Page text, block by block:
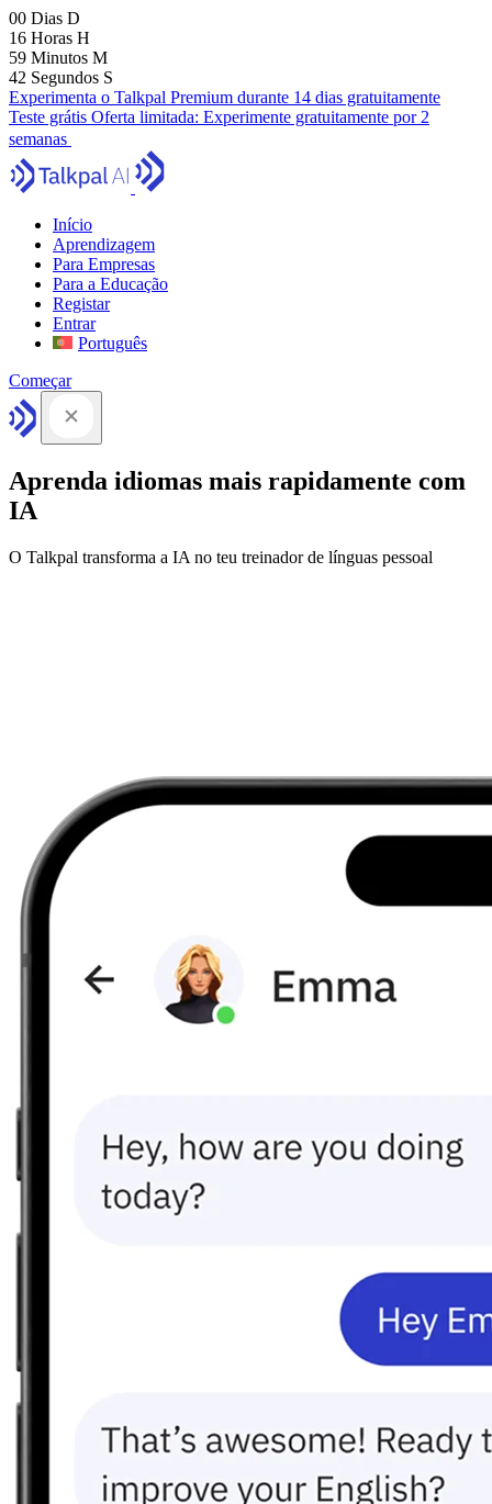
00 Dias D
16 Horas H
59 Minutos M
41 Segundos S
Experimenta o Talkpal Premium durante 14 dias gratuitamente
Teste grátis Oferta limitada: Experimente gratuitamente por 2
semanas
Início
Aprendizagem
Para Empresas
Para a Educação
Registar
Entrar
Português
Começar
Aprenda idiomas mais rapidamente com
IA
O Talkpal transforma a IA no teu treinador de línguas pessoal